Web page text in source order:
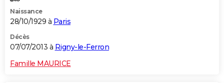
Naissance
28/10/1929 à Paris
Décès
07/07/2013 à Rigny-le-Ferron
Famille MAURICE